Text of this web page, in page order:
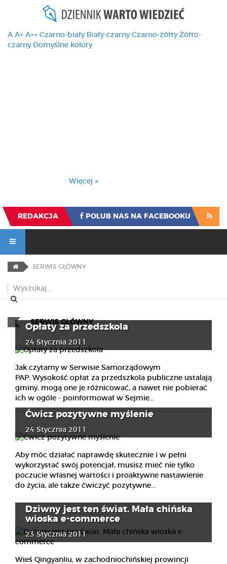
A A+ A++ Czarno-biały Biały-czarny Czarno-żółty Żółto-
czarny Domyślne kolory
Więcej »
REDAKCJA POLUB NAS NA FACEBOOKU
SERWIS GŁÓWNY
SERWIS GŁÓWNY
Opłaty za przedszkola
24 Stycznia 2011
Jak czytamy w Serwisie Samorządowym
PAP: Wysokość opłat za przedszkola publiczne ustalają
gminy, mogą one je różnicować, a nawet nie pobierać
ich w ogóle - poinformował w Sejmie...
Ćwicz pozytywne myślenie
24 Stycznia 2011
Aby móc działać naprawdę skutecznie i w pełni
wykorzystać swój potencjał, musisz mieć nie tylko
poczucie własnej wartości i proaktywne nastawienie
do życia, ale także ćwiczyć pozytywne...
Dziwny jest ten świat. Mała chińska
wioska e-commerce
23 Stycznia 2011
Wieś Qingyanliu, w zachodniochińskiej prowincji